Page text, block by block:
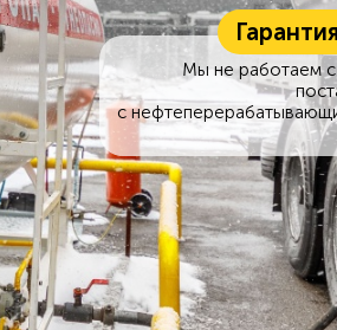
Мы не работаем с
с